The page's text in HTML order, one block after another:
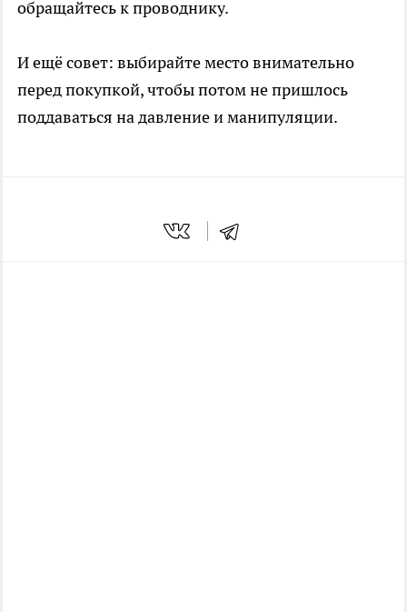
обращайтесь к проводнику.
И ещё совет: выбирайте место внимательно
перед покупкой, чтобы потом не пришлось
поддаваться на давление и манипуляции.